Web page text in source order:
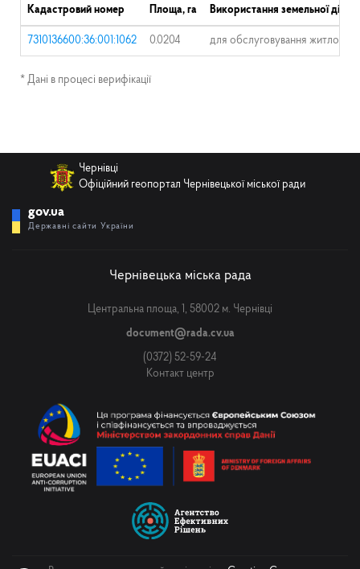
Кадастровий номер Площа, га Використання земельної
7310136600:36:001:1062 0.0204 для обслуговування
* Дані в процесі верифікації
Чернівці
Офіційний геопортал Чернівецької міської ради
gov.ua
Державні сайти України
Чернівецька міська рада
Центральна площа, 1, 58002 м. Чернівці
document@rada.cv.ua
(0372) 52-59-24
Контакт центр